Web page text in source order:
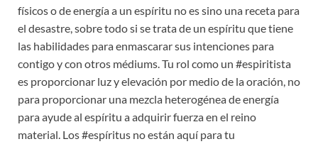
físicos o de energía a un espíritu no es sino una receta para
el desastre, sobre todo si se trata de un espíritu que tiene
las habilidades para enmascarar sus intenciones para
contigo y con otros médiums. Tu rol como un #espiritista
es proporcionar luz y elevación por medio de la oración, no
para proporcionar una mezcla heterogénea de energía
para ayude al espíritu a adquirir fuerza en el reino
material. Los #espíritus no están aquí para tu